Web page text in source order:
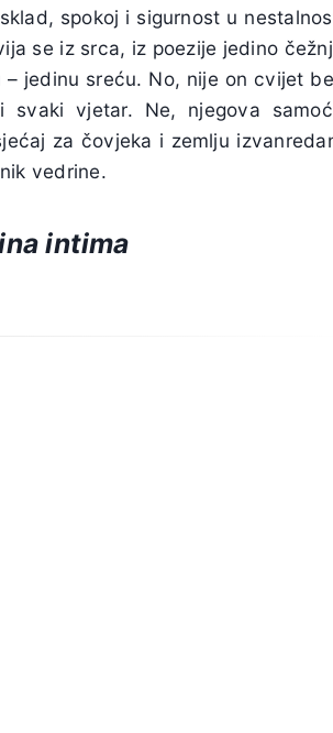
spokoj i sigurnost u
se iz srca, iz poezije jedino
jedinu sreću. No, nije on cvijet
svaki vjetar. Ne, njegova
za čovjeka i zemlju
vedrine.
intima